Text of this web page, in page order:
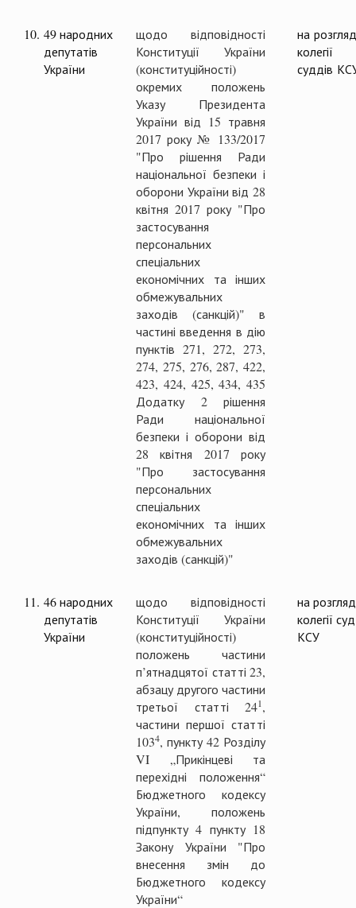
10. 49 народних
депутатів
України
щодо відповідності
Конституції України
(конституційності)
окремих положень
Указу Президента
України від 15 травня
2017 року № 133/2017
"Про рішення Ради
національної безпеки і
оборони України від 28
квітня 2017 року "Про
застосування
персональних
спеціальних
економічних та інших
обмежувальних
заходів (санкцій)" в
частині введення в дію
пунктів 271, 272, 273,
274, 275, 276, 287, 422,
423, 424, 425, 434, 435
Додатку 2 рішення
Ради національної
безпеки і оборони від
28 квітня 2017 року
"Про застосування
персональних
спеціальних
економічних та інших
обмежувальних
заходів (санкцій)"
на
колегії
суддів
11. 46 народних
депутатів
України
щодо відповідності
Конституції України
(конституційності)
положень частини
п’ятнадцятої статті 23,
абзацу другого частини
третьої статті 241,
частини першої статті
1034, пункту 42 Розділу
VI „Прикінцеві та
перехідні положення“
Бюджетного кодексу
України, положень
підпункту 4 пункту 18
Закону України "Про
внесення змін до
Бюджетного кодексу
України“
на
колегії
КСУ